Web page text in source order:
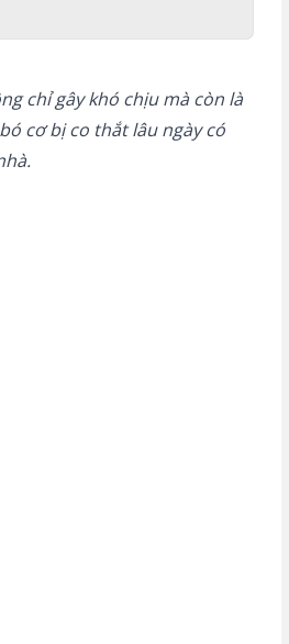
chỉ gây khó chịu mà còn là
cơ bị co thắt lâu ngày có